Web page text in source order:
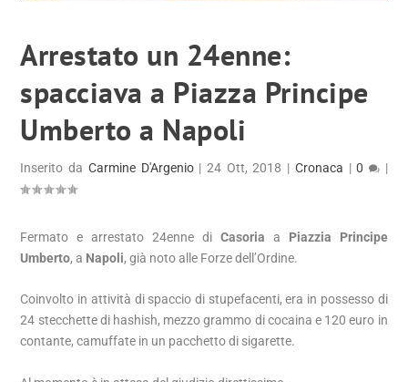
Arrestato un 24enne:
spacciava a Piazza Principe
Umberto a Napoli
Inserito da Carmine D'Argenio| 24 Ott, 2018 | Cronaca |0 |
Fermato e arrestato 24enne di Casoria a Piazzia Principe
Umberto, a Napoli, già noto alle Forze dell’Ordine.
Coinvolto in attività di spaccio di stupefacenti, era in possesso di
24 stecchette di hashish, mezzo grammo di cocaina e 120 euro in
contante, camuffate in un pacchetto di sigarette.